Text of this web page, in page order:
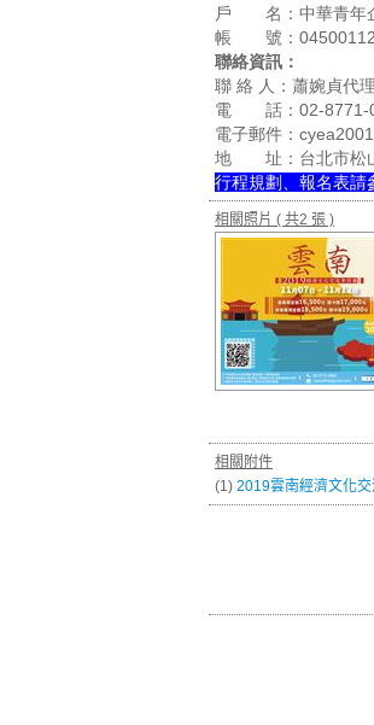
戶 名：中華青年
帳 號：
聯絡資訊：
聯 絡 人：蕭婉貞代
電 話：02-8771-
電子郵件：
地 址：台北市松山
行程規劃、報名表請
相關照片 ( 共2 張 )
相關附件
(1) 2019雲南經濟文化